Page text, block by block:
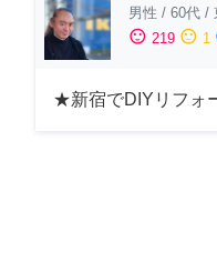
男性 / 60代 /
sentiment_satisfied 219 sentiment_neutral 1
★新宿でDIYリフォ